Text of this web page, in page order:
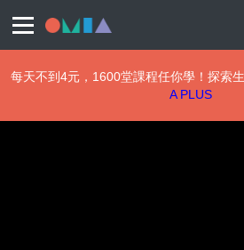
每天不到4元，1600堂課程任你學！探索
A PLUS